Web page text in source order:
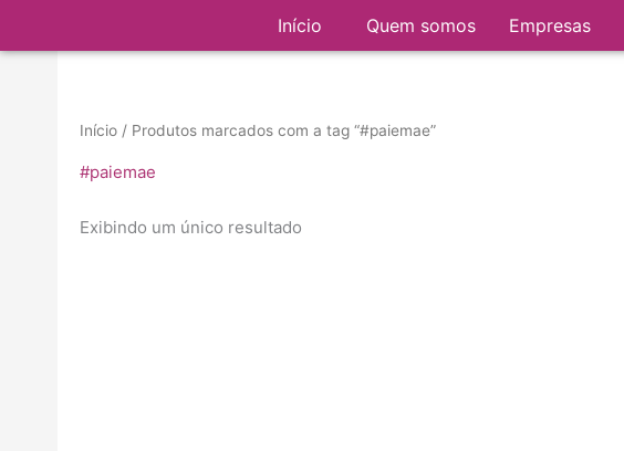
Início Quem somos Empresas
Início / Produtos marcados com a tag “#paiemae”
#paiemae
Exibindo um único resultado